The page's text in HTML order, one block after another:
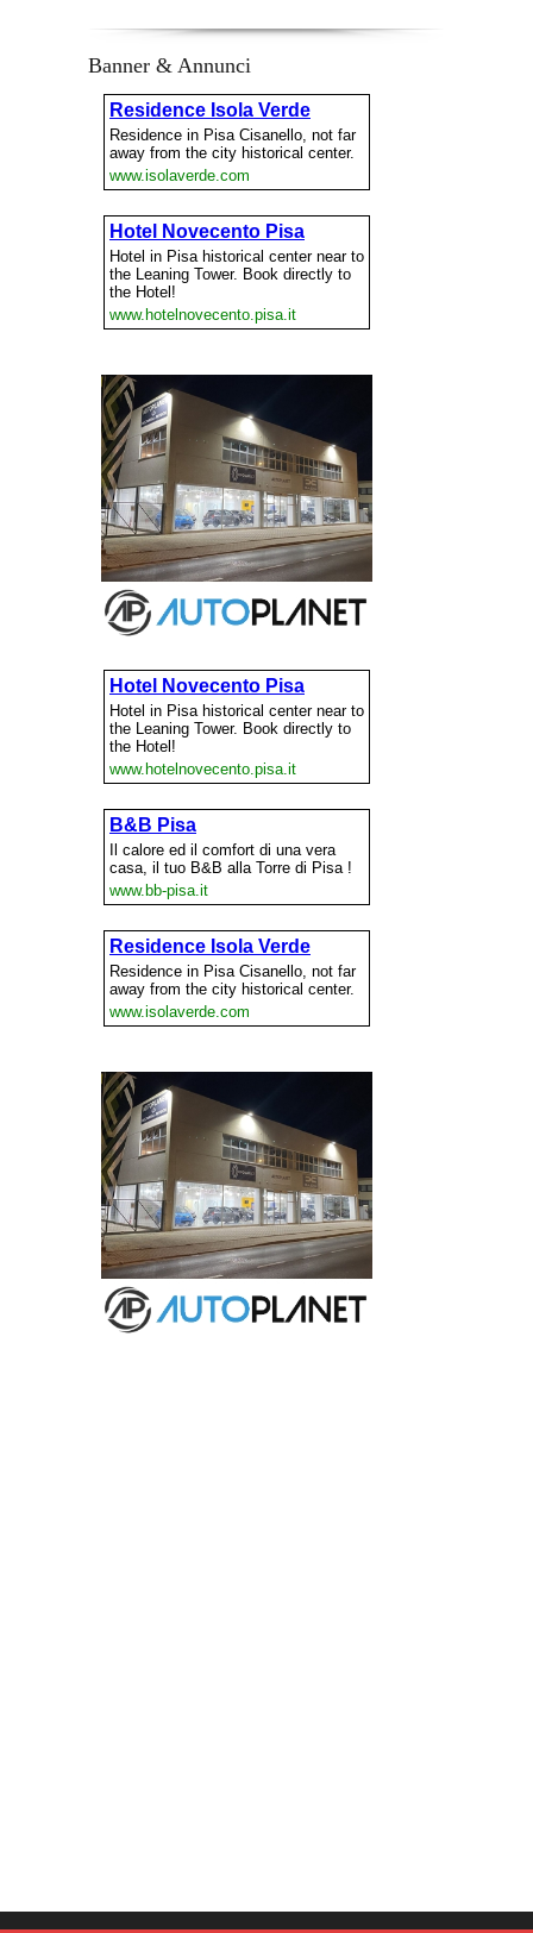
Banner & Annunci